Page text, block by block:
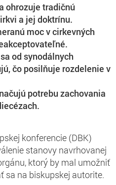
ohrozuje tradičnú
a jej doktrínu.
moc v cirkevných
od synodálnych
čo posilňuje rozdelenie v
potrebu zachovania
konferencie (DBK)
stanovy navrhovanej
ktorý by mal umožniť
sa na biskupskej autorite.